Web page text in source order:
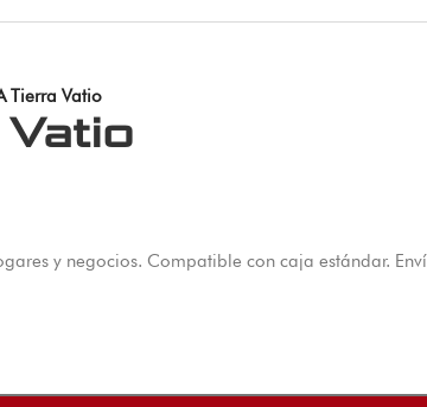
Tierra Vatio
y negocios. Compatible con caja estándar.